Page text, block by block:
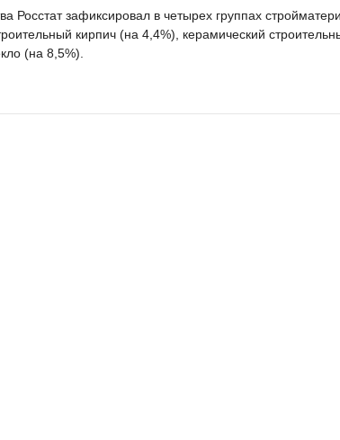
Росстат зафиксировал в четырех группах
кирпич (на 4,4%), керамический
(на 8,5%).